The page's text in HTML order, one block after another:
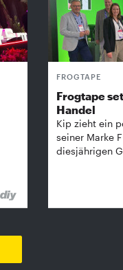
FROGTAPE
Frogtape
Handel
Kip zieht ein
seiner Marke
diesjährigen